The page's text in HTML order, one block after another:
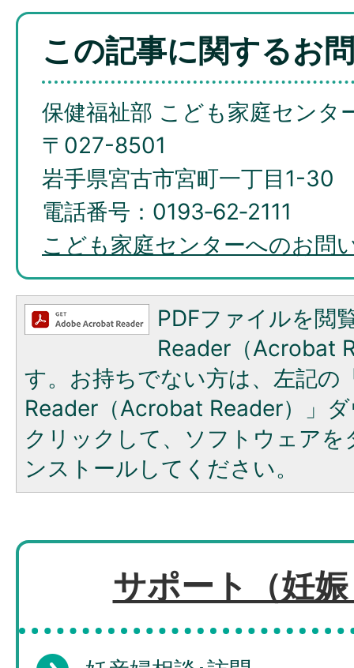
この記事に関するお
保健福祉部 こども家庭センタ
〒027-8501
岩手県宮古市宮町一丁目1-30
電話番号：0193‐62‐2111
こども家庭センターへのお問
PDFファイルを閲
Reader（Acrobat
す。お持ちでない方は、左記の
Reader（Acrobat Reader）」
クリックして、ソフトウェア
ンストールしてください。
サポート（妊